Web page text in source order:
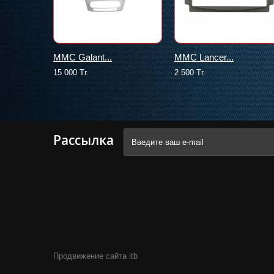
MMC Galant...
15 000 Тг.
MMC Lancer...
2 500 Тг.
Рассылка
Продвижение сайта itb